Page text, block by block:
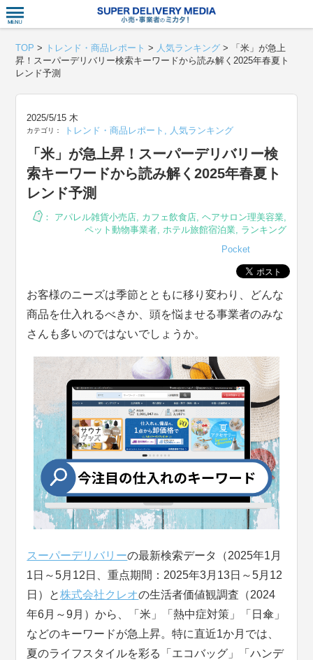
TOP > トレンド・商品レポート > 人気ランキング >
「米」が急上
昇！スーパーデリバリー検索キーワードから読み解く2025年春夏ト
レンド予測
2025/5/15 木
カテゴリ： トレンド・商品レポート , 人気ランキング
「米」が急上昇！スーパーデリバリー検
索キーワードから読み解く2025年春夏ト
レンド予測
： アパレル雑貨小売店, カフェ飲食店, ヘアサロン理美容業,
ペット動物事業者, ホテル旅館宿泊業, ランキング
Pocket
お客様のニーズは季節とともに移り変わり、どんな
商品を仕入れるべきか、頭を悩ませる事業者のみな
さんも多いのではないでしょうか。
スーパーデリバリーの最新検索データ（2025年1月
1日～5月12日、重点期間：2025年3月13日～5月12
日）と株式会社クレオの生活者価値観調査（2024
年6月～9月）から、「米」「熱中症対策」「日傘」
などのキーワードが急上昇。特に直近1か月では、
夏のライフスタイルを彩る「エコバッグ」「ハンデ